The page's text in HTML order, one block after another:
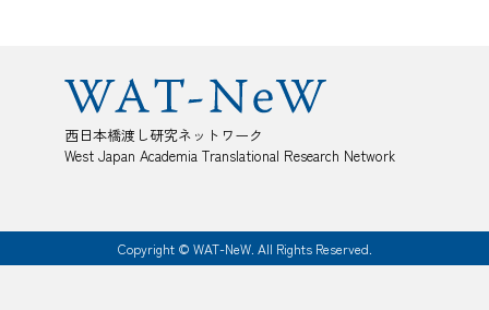
西日本橋渡し研究ネットワーク
West Japan Academia Translational Research Network
Copyright © WAT-NeW. All Rights Reserved.